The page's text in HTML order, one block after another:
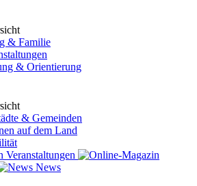
& Familie
& Orientierung
& Gemeinden
auf dem Land
Veranstaltungen
News